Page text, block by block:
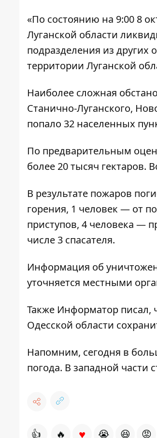
«По состоянию на 9:00 8
Луганской области
подразделения из других
территории Луганской
Наиболее сложная
Станично-Луганского,
попало 32 населенных
По предварительным
более 20 тысяч гектаров.
В результате пожаров
горения, 1 человек — от
приступов, 4 человека —
числе 3 спасателя.
Информация об
уточняется местными
Также Информатор писал,
Одесской области
Напомним, сегодня в
погода. В западной части
👍 🔥 ♥ 😭 😆 😡